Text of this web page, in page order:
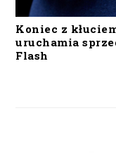
Koniec z
uruchamia
Flash